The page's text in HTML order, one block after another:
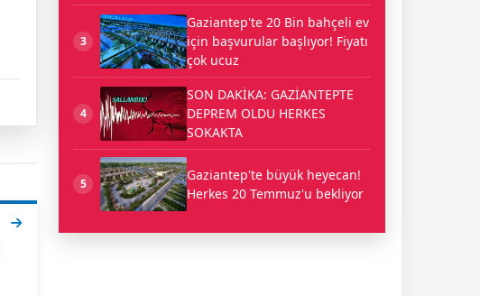
3
Gaziantep'te 20 Bin bahçeli ev
için başvurular başlıyor! Fiyatı
çok ucuz
4
SON DAKİKA: GAZİANTEPTE
DEPREM OLDU HERKES
SOKAKTA
5
Gaziantep'te büyük heyecan!
Herkes 20 Temmuz'u bekliyor